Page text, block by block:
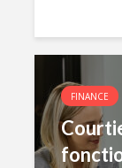
FINANCE